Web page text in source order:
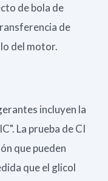
de bola de
de
del motor.
incluyen la
La prueba de CI
que pueden
que el glicol